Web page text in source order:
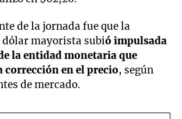
de la jornada fue que la
mayorista subió impulsada
la entidad monetaria que
en el precio, según
de mercado.